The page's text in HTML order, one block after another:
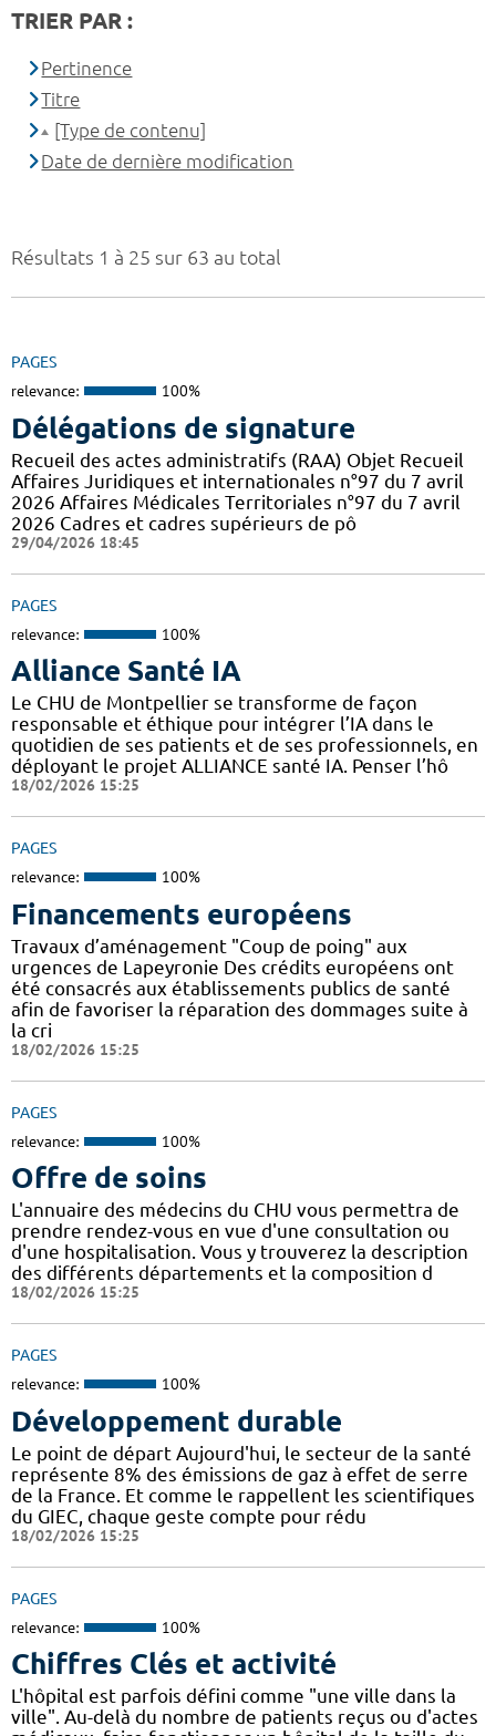
Résultats 1 à 25 sur 63 au total
PAGES
relevance: 100%
Délégations de signature
Recueil des actes administratifs (RAA) Objet Recueil
Affaires Juridiques et internationales n°97 du 7 avril
2026 Affaires Médicales Territoriales n°97 du 7 avril
2026 Cadres et cadres supérieurs de pô
29/04/2026 18:45
PAGES
relevance: 100%
Alliance Santé IA
Le CHU de Montpellier se transforme de façon
responsable et éthique pour intégrer l’IA dans le
quotidien de ses patients et de ses professionnels, en
déployant le projet ALLIANCE santé IA. Penser l’hô
18/02/2026 15:25
PAGES
relevance: 100%
Financements européens
Travaux d’aménagement "Coup de poing" aux
urgences de Lapeyronie Des crédits européens ont
été consacrés aux établissements publics de santé
afin de favoriser la réparation des dommages suite à
la cri
18/02/2026 15:25
PAGES
relevance: 100%
Offre de soins
L'annuaire des médecins du CHU vous permettra de
prendre rendez-vous en vue d'une consultation ou
d'une hospitalisation. Vous y trouverez la description
des différents départements et la composition d
18/02/2026 15:25
PAGES
relevance: 100%
Développement durable
Le point de départ Aujourd'hui, le secteur de la santé
représente 8% des émissions de gaz à effet de serre
de la France. Et comme le rappellent les scientifiques
du GIEC, chaque geste compte pour rédu
18/02/2026 15:25
PAGES
relevance: 100%
Chiffres Clés et activité
L'hôpital est parfois défini comme "une ville dans la
ville". Au-delà du nombre de patients reçus ou d'actes
TRIER PAR :
Pertinence
Titre
[Type de contenu]
Date de dernière modification